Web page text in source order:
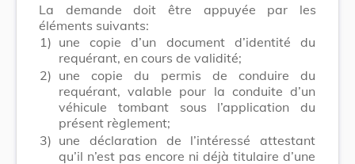
La demande doit être appuyée par les
éléments suivants:
1) une copie d’un document d’identité du
requérant, en cours de validité;
2) une copie du permis de conduire du
requérant, valable pour la conduite d’un
véhicule tombant sous l’application du
présent règlement;
3) une déclaration de l’intéressé attestant
qu’il n’est pas encore ni déjà titulaire d’une